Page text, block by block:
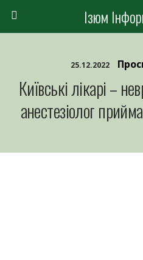
Ізюм
25.12.2022
Київські лікарі –
анестезіолог